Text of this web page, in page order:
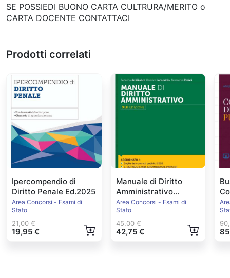
SE POSSIEDI BUONO CARTA CULTRURA/MERITO o
CARTA DOCENTE CONTATTACI
Prodotti correlati
Ipercompendio di
Diritto Penale Ed.2025
Area Concorsi - Esami di
Stato
21,00 €
19,95 €
Manuale di Diritto
Amministrativo
Ed.2026
Area Concorsi - Esami di
Stato
45,00 €
42,75 €